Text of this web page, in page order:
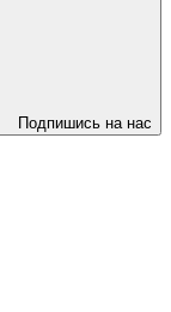
Подпишись на нас